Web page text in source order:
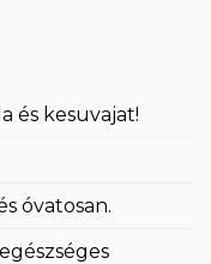
és kesuvajat!
óvatosan.